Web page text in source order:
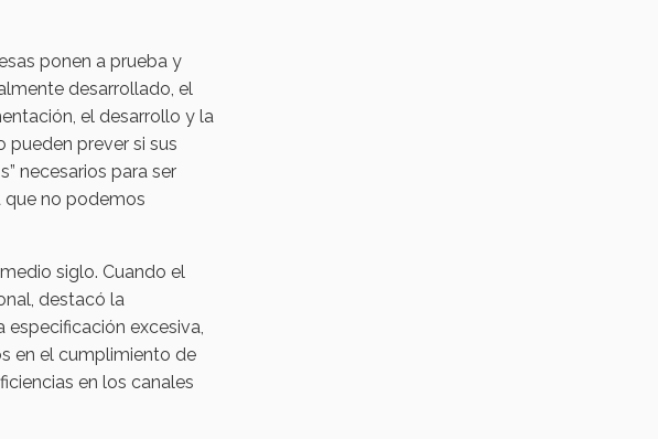
ponen a prueba y
desarrollado, el
el desarrollo y la
prever si sus
necesarios para ser
que no podemos
siglo. Cuando el
destacó la
especificación excesiva,
en el cumplimiento de
en los canales